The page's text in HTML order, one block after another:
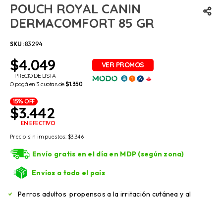
POUCH ROYAL CANIN
DERMACOMFORT 85 GR
SKU:83294
$4.049
PRECIO DE LISTA
O pagá en 3 cuotas de$1.350
15% OFF
$3.442
EN EFECTIVO
Precio sin impuestos:$3.346
Envío gratis en el día en MDP (según zona)
Envíos a todo el país
Perros adultos propensos a la irritación cutánea y al